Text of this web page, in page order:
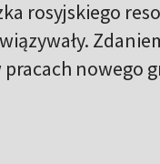
rosyjskiego
pracach nowego